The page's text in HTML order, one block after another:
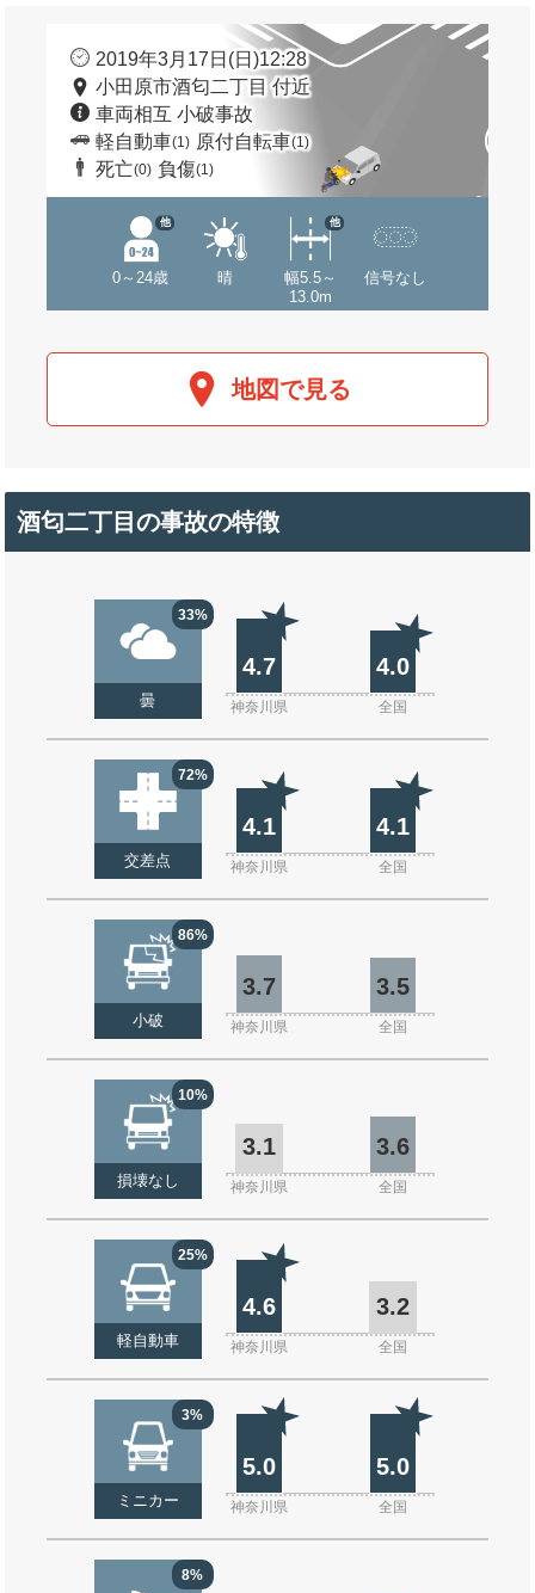
2019年3月17日(日)12:28
小田原市酒匂二丁目 付近
車両相互 小破事故
軽自動車(1) 原付自転車(1)
死亡(0) 負傷(1)
0～24歳
他
晴
幅5.5～
13.0m
他
信号なし
地図で見る
酒匂二丁目の事故の特徴
33%
曇
4.7 4.0
神奈川県 全国
72%
交差点
4.1 4.1
神奈川県 全国
86%
小破
3.7 3.5
神奈川県 全国
10%
損壊なし
3.1 3.6
神奈川県 全国
25%
軽自動車
4.6 3.2
神奈川県 全国
3%
ミニカー
5.0 5.0
神奈川県 全国
8%